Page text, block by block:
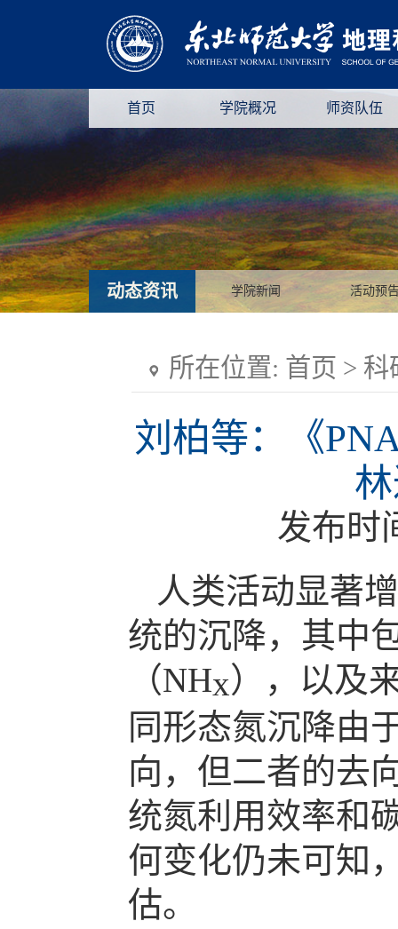
首页 学院概况 师资队伍
动态资讯 学院新闻 活动预
所在位置: 首页 > 科
刘柏等：《
发布时
人类活动显著
统的沉降，其中
（NHx），以及
同形态氮沉降由
向，但二者的去
统氮利用效率和
何变化仍未可知
估。